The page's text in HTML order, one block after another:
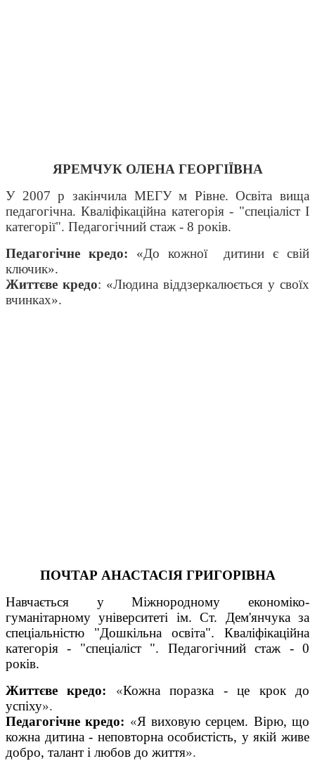
ЯРЕМЧУК ОЛЕНА ГЕОРГІЇВНА
У 2007 р закінчила МЕГУ м Рівне. Освіта вища
педагогічна. Кваліфікаційна категорія - "спеціаліст І
категорії". Педагогічний стаж - 8 років.
Педагогічне кредо:
«До кожної дитини є свій
ключик».
Життєве кредо: «Людина віддзеркалюється у своїх
вчинках».
ПОЧТАР АНАСТАСІЯ ГРИГОРІВНА
Навчається у Міжнородному економіко-
гуманітарному університеті ім. Ст. Дем'янчука за
спеціальністю "Дошкільна освіта". Кваліфікаційна
категорія - "спеціаліст ". Педагогічний стаж - 0
років.
Життєве кредо:
«Кожна поразка - це крок до
успіху».
Педагогічне кредо: «Я виховую серцем. Вірю, що
кожна дитина- неповторна особистість, у якій живе
добро, талант і любов до життя».